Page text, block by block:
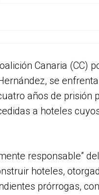
Canaria (CC)
se
años de prisión
a hoteles
responsable”
hoteles,
prórrogas,